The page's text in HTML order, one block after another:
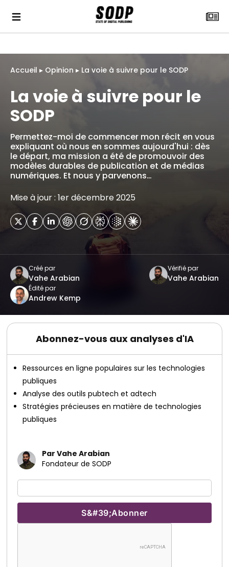
Accueil ▸ Opinion ▸ La voie à suivre pour le SODP
La voie à suivre pour le
SODP
Permettez-moi de commencer mon récit en vous
expliquant où nous en sommes aujourd'hui : dès
le départ, ma mission a été de promouvoir des
modèles durables de publication et de médias
numériques. Et nous y parvenons…
Mise à jour : 1er décembre 2025
Créé par
Vahe Arabian
Vérifié par
Vahe Arabian
Édité par
Andrew Kemp
Abonnez-vous aux analyses d'IA
Ressources en ligne populaires sur les technologies
publiques
Analyse des outils pubtech et adtech
Stratégies précieuses en matière de technologies
publiques
Par Vahe Arabian
Fondateur de SODP